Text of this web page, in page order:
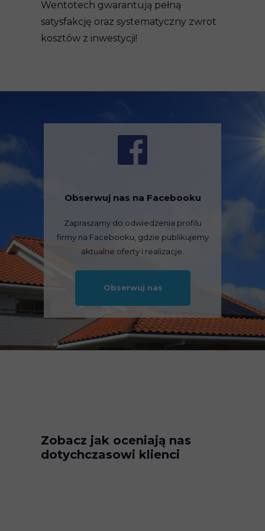
Wentotech gwarantują pełną
satysfakcję oraz systematyczny zwrot
kosztów z inwestycji!
Obserwuj nas
Obserwuj nas na Facebooku
Zapraszamy do odwiedzenia profilu
firmy na Facebooku, gdzie publikujemy
aktualne oferty i realizacje.
Zobacz jak oceniają nas
dotychczasowi klienci